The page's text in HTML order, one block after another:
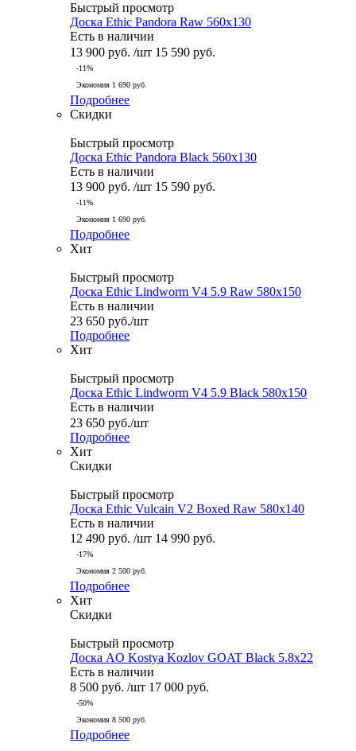
Быстрый просмотр
Доска Ethic Pandora Raw 560x130
Есть в наличии
13 900 руб. /шт 15 590 руб.
-11%
Экономия 1 690 руб.
Подробнее
Скидки
Быстрый просмотр
Доска Ethic Pandora Black 560x130
Есть в наличии
13 900 руб. /шт 15 590 руб.
-11%
Экономия 1 690 руб.
Подробнее
Хит
Быстрый просмотр
Доска Ethic Lindworm V4 5.9 Raw 580x150
Есть в наличии
23 650 руб./шт
Подробнее
Хит
Быстрый просмотр
Доска Ethic Lindworm V4 5.9 Black 580x150
Есть в наличии
23 650 руб./шт
Подробнее
Хит
Скидки
Быстрый просмотр
Доска Ethic Vulcain V2 Boxed Raw 580x140
Есть в наличии
12 490 руб. /шт 14 990 руб.
-17%
Экономия 2 500 руб.
Подробнее
Хит
Скидки
Быстрый просмотр
Доска AO Kostya Kozlov GOAT Black 5.8x22
Есть в наличии
8 500 руб. /шт 17 000 руб.
-50%
Экономия 8 500 руб.
Подробнее